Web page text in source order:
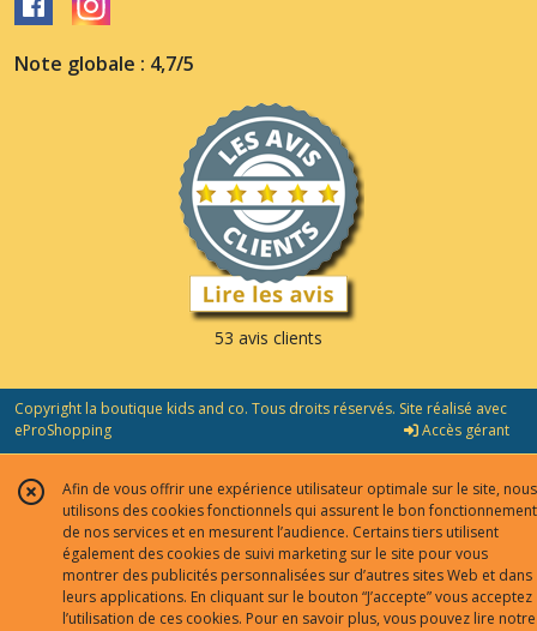
Note globale : 4,7/5
53 avis clients
Copyright la boutique kids and co. Tous droits réservés. Site réalisé avec
eProShopping
Accès gérant
Afin de vous offrir une expérience utilisateur optimale sur le site, nous
utilisons des cookies fonctionnels qui assurent le bon fonctionnement
de nos services et en mesurent l’audience. Certains tiers utilisent
également des cookies de suivi marketing sur le site pour vous
montrer des publicités personnalisées sur d’autres sites Web et dans
leurs applications. En cliquant sur le bouton “J’accepte” vous acceptez
l’utilisation de ces cookies. Pour en savoir plus, vous pouvez lire notre